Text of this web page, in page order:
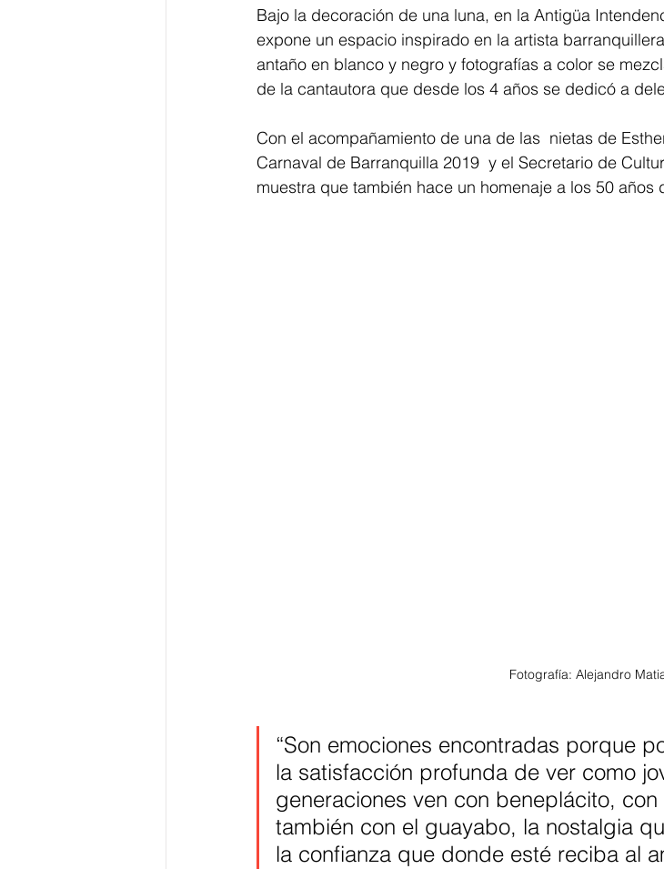
Bajo la decoración de una luna, en la Antigüa
expone un espacio inspirado en la artista
antaño en blanco y negro y fotografías a color se
de la cantautora que desde los 4 años se dedicó a
Con el acompañamiento de una de las  nietas de
Carnaval de Barranquilla 2019  y el Secretario de
muestra que también hace un homenaje a los 50 años
Fotografía: Alejandro
“Son emociones encontradas porque
la satisfacción profunda de ver como
generaciones ven con beneplácito,
también con el guayabo, la nostalgia
la confianza que donde esté reciba al